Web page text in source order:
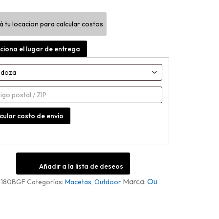
tu locacion para calcular costos
el lugar de entrega
costo de envío
Añadir a la lista de deseos
Categorías:Macetas,Outdoor Ou